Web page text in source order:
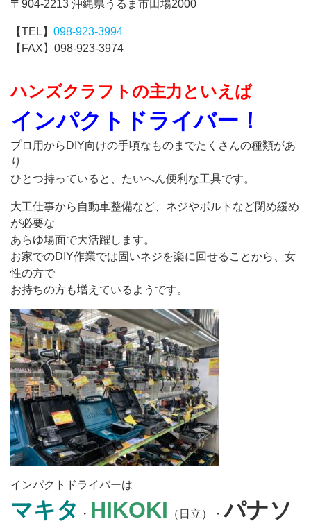
〒904-2213 沖縄県うるま市田場2000
【TEL】 098-923-3994
【FAX】098-923-3974
ハンズクラフトの主力といえば
インパクトドライバー！
プロ用からDIY向けの手頃なものまでたくさんの種類があ
り
ひとつ持っていると、たいへん便利な工具です。
大工仕事から自動車整備など、ネジやボルトなど閉め緩め
が必要な
あらゆ場面で大活躍します。
お家でのDIY作業では固いネジを楽に回せることから、女
性の方で
お持ちの方も増えているようです。
インパクトドライバーは
マキタ ・ HIKOKI （日立）・パナソ